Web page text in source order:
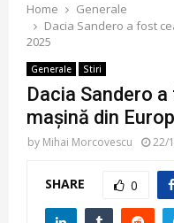
Home
Generale
Dacia Sandero a fost
2025
Generale Stiri
Dacia Sandero
mașină din
by Mihai Morcovescu 22/
SHARE 0